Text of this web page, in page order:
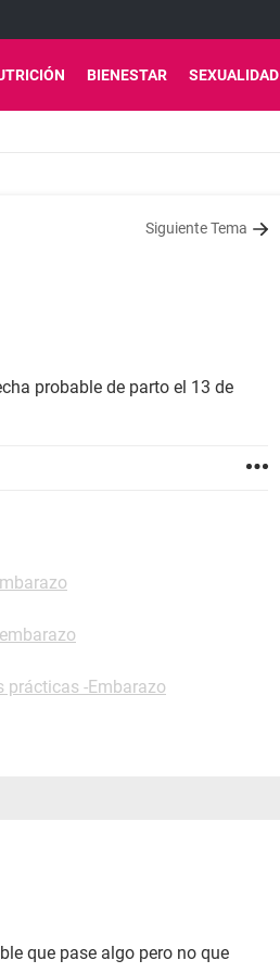
BIENESTAR SEXUALIDAD
Siguiente Tema
probable de parto el 13 de
prácticas -Embarazo
que pase algo pero no que